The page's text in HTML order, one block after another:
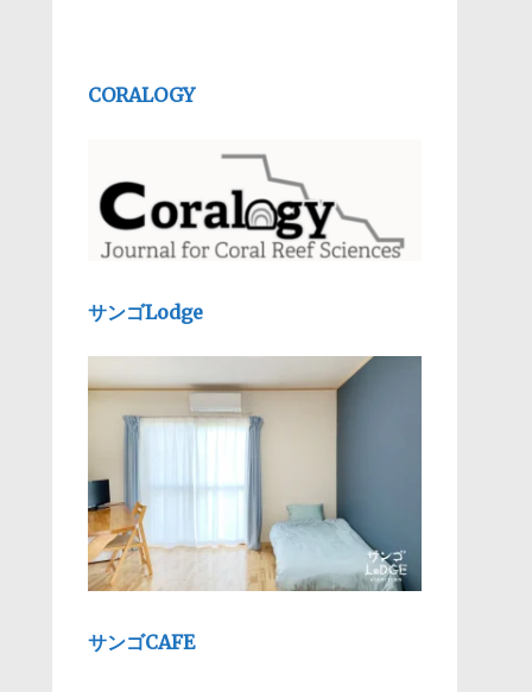
CORALOGY
サンゴLodge
サンゴCAFE